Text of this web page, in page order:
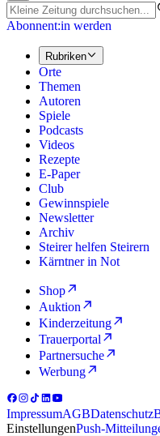
Abonnent:in werden
Rubriken
Orte
Themen
Autoren
Spiele
Podcasts
Videos
Rezepte
E-Paper
Club
Gewinnspiele
Newsletter
Archiv
Steirer helfen Steirern
Kärntner in Not
Shop
Auktion
Kinderzeitung
Trauerportal
Partnersuche
Werbung
ImpressumAGBDatenschutz
EinstellungenPush-